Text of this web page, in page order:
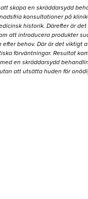
skapa en skräddarsydd
konsultationer på
historik. Därefter är
att introducera produkter
efter behov. Där är det viktigt
förväntningar. Resultat
en skräddarsydd
att utsätta huden för